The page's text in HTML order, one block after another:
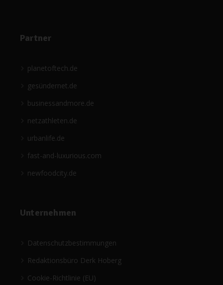
Partner
planetoftech.de
gesündernet.de
businessandmore.de
netzathleten.de
urbanlife.de
fast-and-luxurious.com
newfoodcity.de
Unternehmen
Datenschutzbestimmungen
Redaktionsbüro Derk Hoberg
Cookie-Richtlinie (EU)